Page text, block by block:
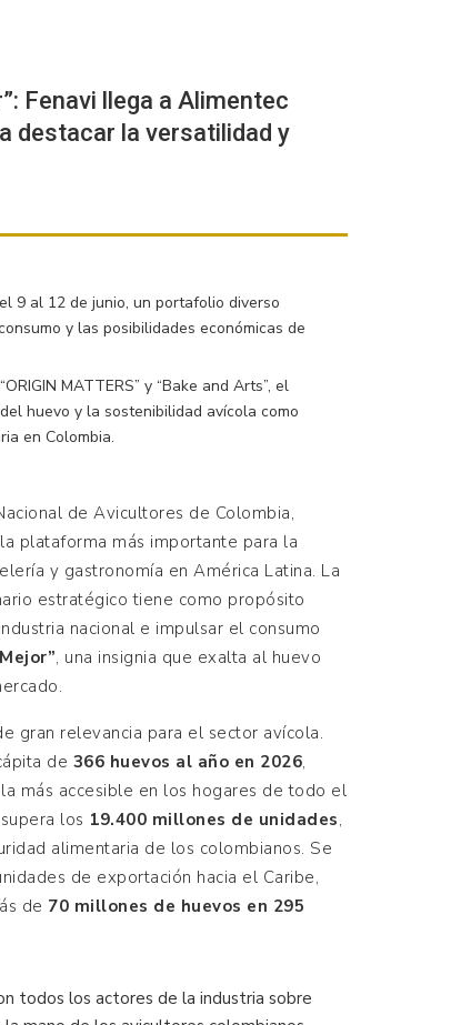
Fenavi llega a Alimentec
destacar la versatilidad y
9 al 12 de junio, un portafolio diverso
y las posibilidades económicas de
MATTERS” y “Bake and Arts”, el
huevo y la sostenibilidad avícola como
en Colombia.
de Avicultores de Colombia,
plataforma más importante para la
y gastronomía en América Latina. La
estratégico tiene como propósito
nacional e impulsar el consumo
, una insignia que exalta al huevo
gran relevancia para el sector avícola.
de 366 huevos al año en 2026,
más accesible en los hogares de todo el
los 19.400 millones de unidades,
alimentaria de los colombianos. Se
de exportación hacia el Caribe,
de 70 millones de huevos en 295
todos los actores de la industria sobre